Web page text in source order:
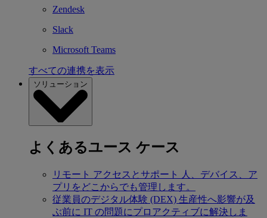
Zendesk
Slack
Microsoft Teams
すべての連携を表示
ソリューション
よくあるユース ケース
リモート アクセスとサポート
人、デバイス、ア
プリをどこからでも管理します。
従業員のデジタル体験 (DEX) 生産性へ影響が及
ぶ前に IT の問題にプロアクティブに解決しま